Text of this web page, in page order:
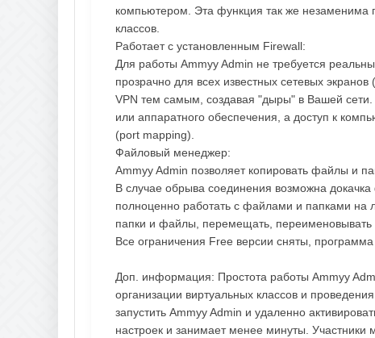
компьютером. Эта функция так же
классов.
Работает с установленным Firewall:
Для работы Ammyy Admin не требуется
прозрачно для всех известных сетевых
VPN тем самым, создавая "дыры" в Вашей сети.
или аппаратного обеспечения, а доступ к
(port mapping).
Файловый менеджер:
Ammyy Admin позволяет копировать файлы и
В случае обрыва соединения возможна
полноценно работать с файлами и папками на
папки и файлы, перемещать,
Все ограничения Free версии сняты,
Доп. информация: Простота работы Ammyy
организации виртуальных классов и
запустить Ammyy Admin и удаленно
настроек и занимает менее минуты. Участники